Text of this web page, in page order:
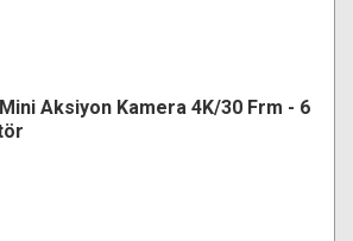
Aksiyon Kamera 4K/30 Frm - 6